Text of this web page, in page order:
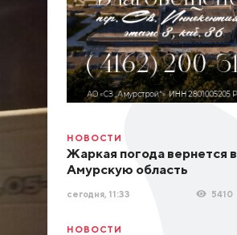
НОВОСТИ
Жаркая погода вернется в
Амурскую область
сегодня, 11:33 5410
НОВОСТИ